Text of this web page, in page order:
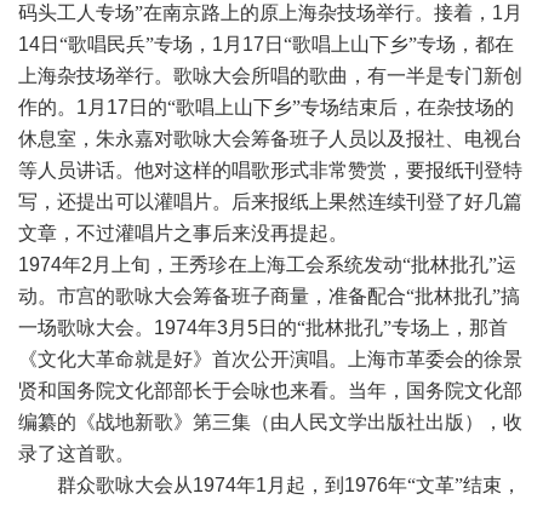
码头工人专场”在南京路上的原上海杂技场举行。接着， 1 月
14日“歌唱民兵”专场， 1 月 17 日“歌唱上山下乡”专场，都在
上海杂技场举行。歌咏大会所唱的歌曲，有一半是专门新创
作的。 1 月 17 日的“歌唱上山下乡”专场结束后，在杂技场的
休息室，朱永嘉对歌咏大会筹备班子人员以及报社、电视台
等人员讲话。他对这样的唱歌形式非常赞赏，要报纸刊登特
写，还提出可以灌唱片。后来报纸上果然连续刊登了好几篇
文章，不过灌唱片之事后来没再提起。
1974年2 月上旬，王秀珍在上海工会系统发动“批林批孔”运
动。市宫的歌咏大会筹备班子商量，准备配合“批林批孔”搞
一场歌咏大会。 1974年3月 5日的“批林批孔”专场上，那首
《文化大革命就是好》首次公开演唱。上海市革委会的徐景
贤和国务院文化部部长于会咏也来看。当年，国务院文化部
编纂的《战地新歌》第三集（由人民文学出版社出版），收
录了这首歌。
群众歌咏大会从1974年1 月起，到 1976年“文革”结束，